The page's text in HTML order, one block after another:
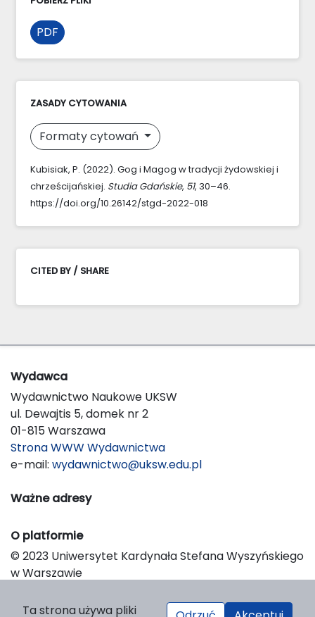
PDF
ZASADY CYTOWANIA
Formaty cytowań
Kubisiak, P. (2022). Gog i Magog w tradycji żydowskiej i
chrześcijańskiej. Studia Gdańskie, 51, 30–46.
https://doi.org/10.26142/stgd-2022-018
CITED BY / SHARE
Wydawca
Wydawnictwo Naukowe UKSW
ul. Dewajtis 5, domek nr 2
01-815 Warszawa
Strona WWW Wydawnictwa
e-mail: wydawnictwo@uksw.edu.pl
Ważne adresy
O platformie
© 2023 Uniwersytet Kardynała Stefana Wyszyńskiego
w Warszawie
Platform & Workflow by OJS/PKP
Ta strona używa pliki